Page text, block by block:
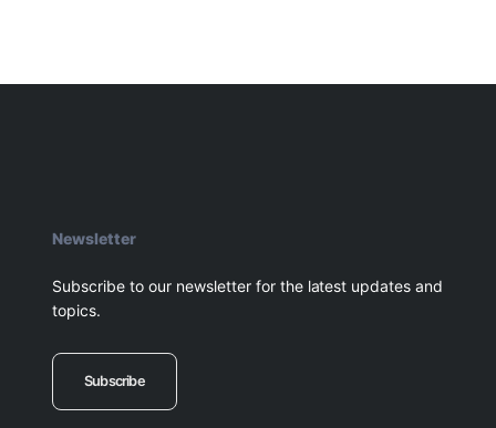
Newsletter
Subscribe to our newsletter for the latest updates and
topics.
Subscribe